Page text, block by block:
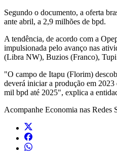
Segundo o documento, a oferta
ante abril, a 2,9 milhões de bpd.
A tendência, de acordo com a
impulsionada pelo avanço nas
(Libra NW), Buzios (Franco),
"O campo de Itapu (Florim)
deverá iniciar a produção em
mil bpd até 2025", explica a
Acompanhe Economia nas Redes